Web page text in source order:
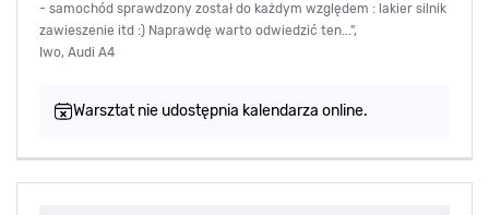
- samochód sprawdzony został do każdym względem : lakier silnik
zawieszenie itd :) Naprawdę warto odwiedzić ten...",
Iwo, Audi A4
Warsztat nie udostępnia kalendarza online.